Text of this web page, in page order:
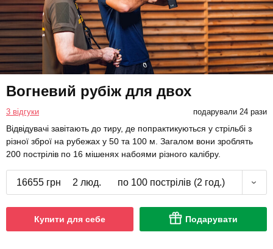
Вогневий рубіж для двох
3 відгуки подарували 24 рази
Відвідувачі завітають до тиру, де попрактикуються у стрільбі з
різної зброї на рубежах у 50 та 100 м. Загалом вони зроблять
200 пострілів по 16 мішенях набоями різного калібру.
16655 грн 2 люд. по 100 пострілів (2 год.)
Купити для себе Подарувати